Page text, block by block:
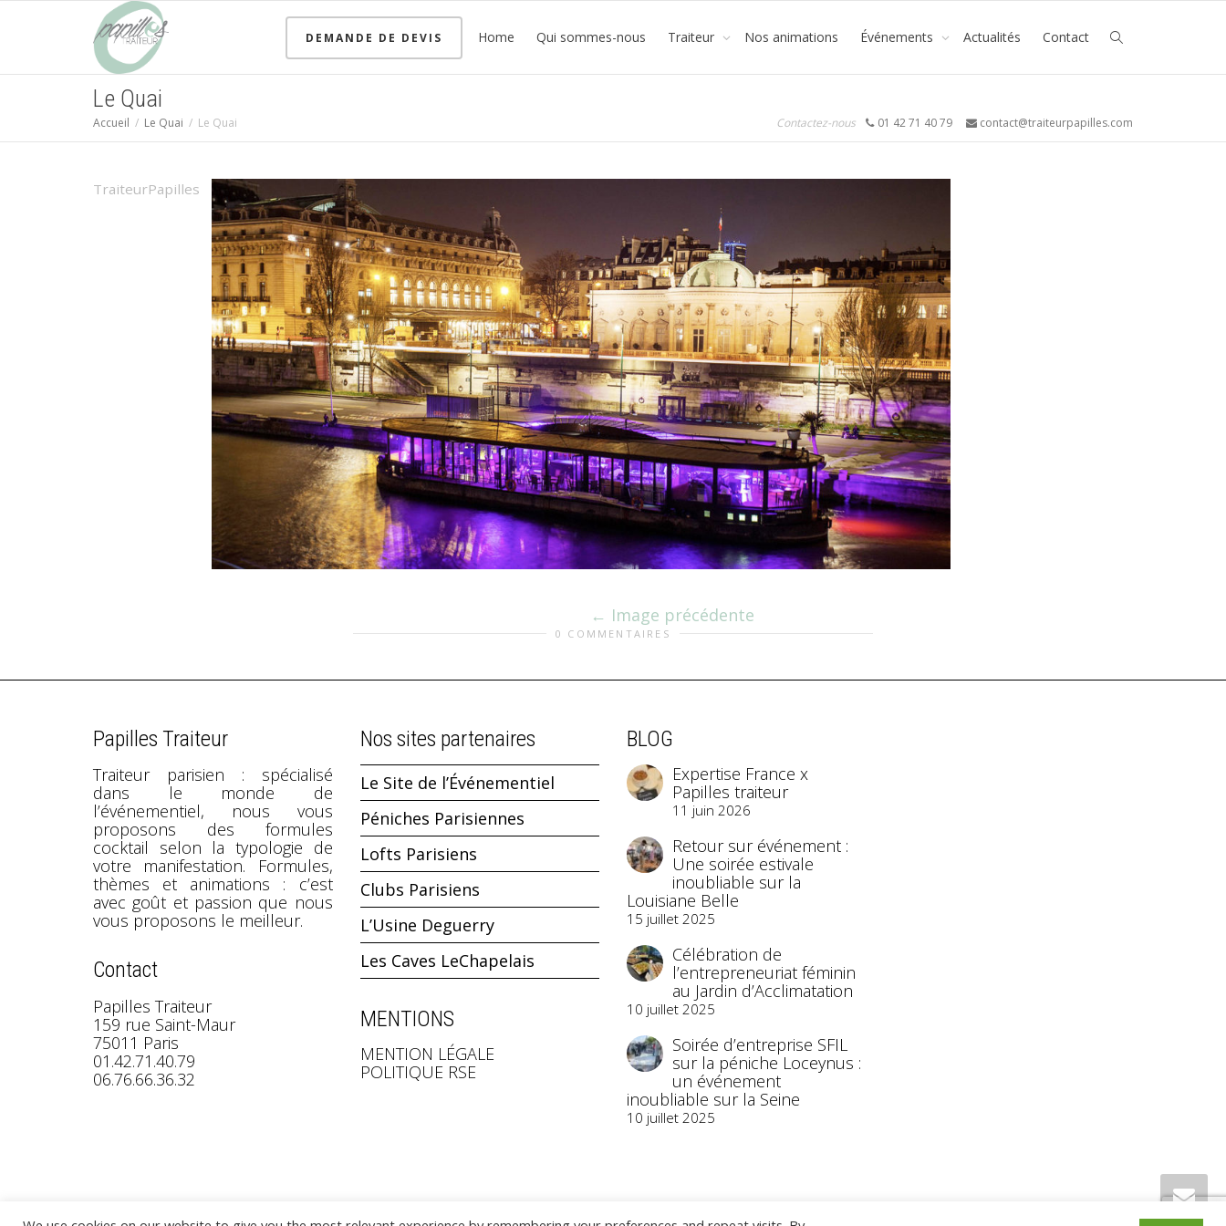
DEMANDE DE DEVIS Home Qui sommes-nous Traiteur Nos animations Événements Actualités Contact
Le Quai
Accueil Le Quai Le Quai Contactez-nous 01 42 71 40 79 contact@traiteurpapilles.com
TraiteurPapilles
Image précédente
0 COMMENTAIRES
Papilles Traiteur
Traiteur parisien : spécialisé
dans le monde de
l’événementiel, nous vous
proposons des formules
cocktail selon la typologie de
votre manifestation. Formules,
thèmes et animations : c’est
avec goût et passion que nous
vous proposons le meilleur.
Contact
Papilles Traiteur
159 rue Saint-Maur
75011 Paris
01.42.71.40.79
06.76.66.36.32
Nos sites partenaires
Le Site de l’Événementiel
Péniches Parisiennes
Lofts Parisiens
Clubs Parisiens
L’Usine Deguerry
Les Caves LeChapelais
MENTIONS
MENTION LÉGALE
POLITIQUE RSE
BLOG
Expertise France x
Papilles traiteur
11 juin 2026
Retour sur événement :
Une soirée estivale
inoubliable sur la
Louisiane Belle
15 juillet 2025
Célébration de
l’entrepreneuriat féminin
au Jardin d’Acclimatation
10 juillet 2025
Soirée d’entreprise SFIL
sur la péniche Loceynus :
un événement
inoubliable sur la Seine
10 juillet 2025